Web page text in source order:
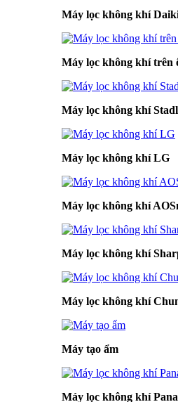
Máy lọc không khí
Máy lọc không khí trên
Máy lọc không khí
Máy lọc không khí LG
Máy lọc không khí
Máy lọc không khí
Máy lọc không khí
Máy tạo ẩm
Máy lọc không khí